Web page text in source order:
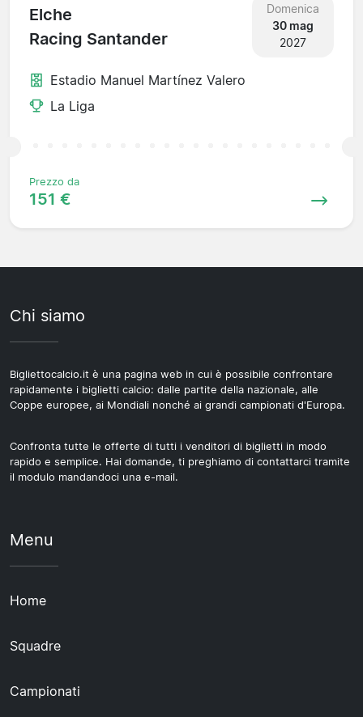
Elche
Racing Santander
Domenica
30 mag
2027
Estadio Manuel Martínez Valero
La Liga
Prezzo da
151 €
Chi siamo
Bigliettocalcio.it è una pagina web in cui è possibile confrontare
rapidamente i biglietti calcio: dalle partite della nazionale, alle
Coppe europee, ai Mondiali nonché ai grandi campionati d'Europa.
Confronta tutte le offerte di tutti i venditori di biglietti in modo
rapido e semplice. Hai domande, ti preghiamo di contattarci tramite
il modulo mandandoci una e-mail.
Menu
Home
Squadre
Campionati